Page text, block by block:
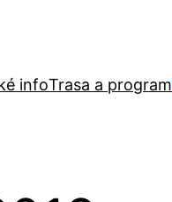
infoTrasa a program